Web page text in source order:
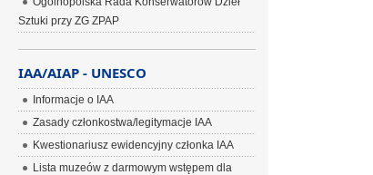
Sztuki przy ZG ZPAP
IAA/AIAP - UNESCO
Informacje o IAA
Zasady członkostwa/legitymacje IAA
Kwestionariusz ewidencyjny członka IAA
Lista muzeów z darmowym wstępem dla